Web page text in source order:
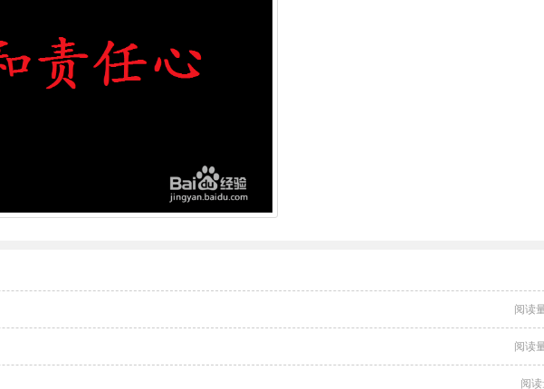
阅读
阅读
阅